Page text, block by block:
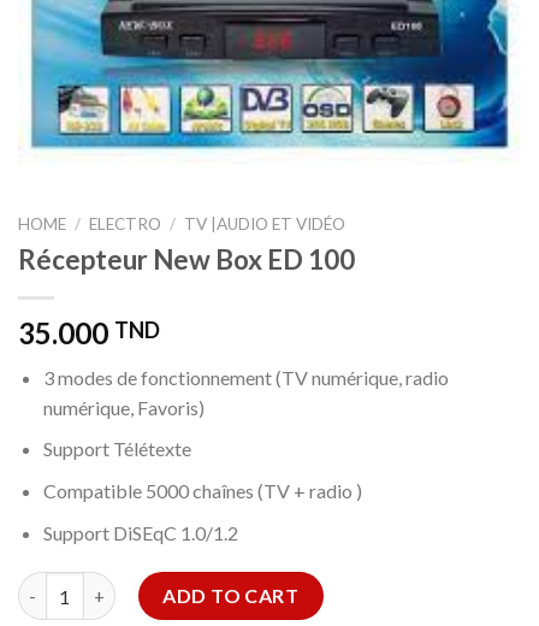
HOME / ELECTRO / TV |AUDIO ET VIDÉO
Récepteur New Box ED 100
35.000 TND
3 modes de fonctionnement (TV numérique, radio
numérique, Favoris)
Support Télétexte
Compatible 5000 chaînes (TV + radio )
Support DiSEqC 1.0/1.2
Récepteur New Box ED 100 quantity
ADD TO CART